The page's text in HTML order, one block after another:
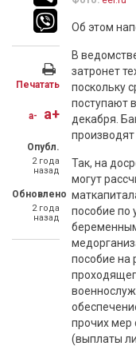
Печатать
a- a+
Опубл.
2 года
назад
Обновлено
2 года
назад
Об этом
В
затронет
поскольку
поступают
декабря.
производят
Так, на
могут
пособие по
пособие на
прочих мер
(выплаты